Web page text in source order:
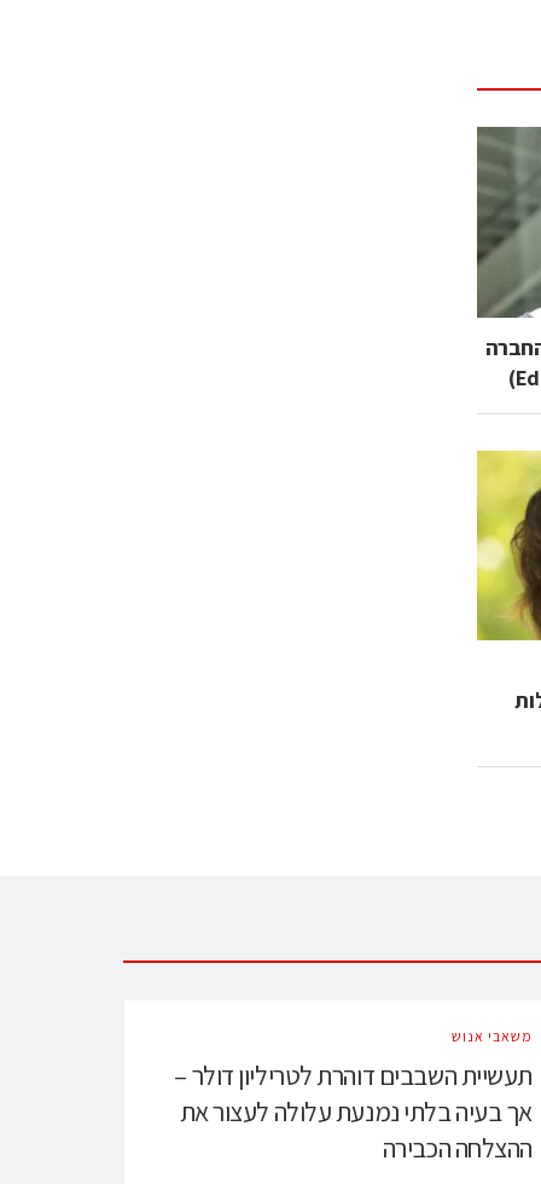
משאבי אנוש
תעשיית השבבים דוהרת לטריליון דולר –
אך בעיה בלתי נמנעת עלולה לעצור את
ההצלחה הכבירה